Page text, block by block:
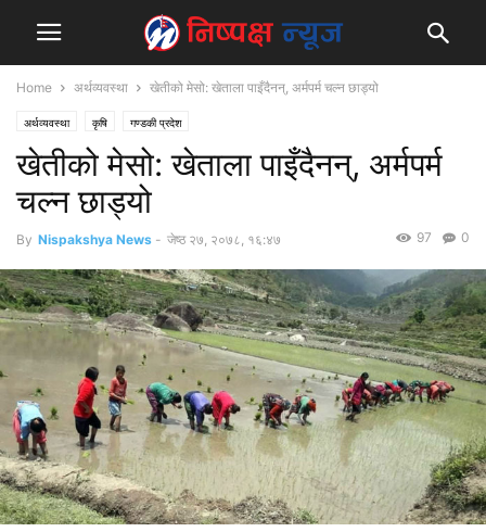
Home अर्थव्यवस्था खेतीको मेसो: खेताला पाइँदैनन्, अर्मपर्म चल्न छाड्यो
अर्थव्यवस्था कृषि गण्डकी प्रदेश
खेतीको मेसो: खेताला पाइँदैनन्, अर्मपर्म
चल्न छाड्यो
By Nispakshya News - जेष्ठ २७, २०७८, १६:४७ 0
97